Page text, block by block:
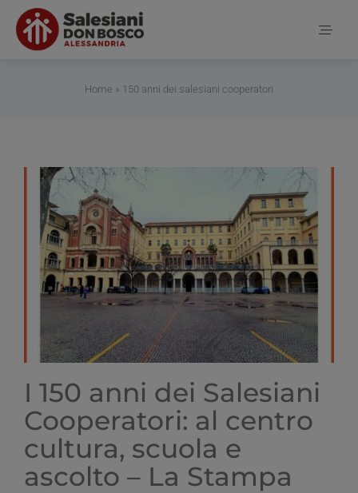
Salta
contenuto
Chi siamo
Contatti
Home » 150 anni dei salesiani cooperatori
I 150 anni dei Salesiani
Cooperatori: al centro
cultura, scuola e
ascolto – La Stampa